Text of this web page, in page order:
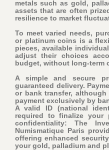
metals such as gold,
assets that are often
resilience to market
To meet varied needs,
or platinum coins is a
pieces, available
adjust their choices
budget, without long-term
A simple and secure
guaranteed delivery.
or bank transfer,
payment exclusively by
A valid ID (national
required to finalize your
confidentiality: The
Numismatique Paris
offering enhanced
your gold, palladium and